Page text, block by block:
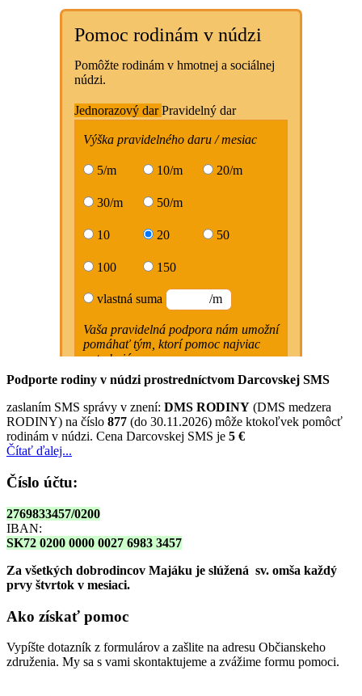
Podporte rodiny v núdzi prostredníctvom Darcovskej SMS
zaslaním SMS správy v znení: DMS RODINY (DMS medzera
RODINY) na číslo 877 (do 30.11.2026) môže ktokoľvek pomôcť
rodinám v núdzi. Cena Darcovskej SMS je 5 €
Čítať ďalej...
Číslo účtu:
2769833457/0200
IBAN:
SK72 0200 0000 0027 6983 3457
Za všetkých dobrodincov Majáku je slúžená sv. omša každý
prvy štvrtok v mesiaci.
Ako získať pomoc
Vypíšte dotazník z formulárov a zašlite na adresu Občianskeho
združenia. My sa s vami skontaktujeme a zvážime formu pomoci.